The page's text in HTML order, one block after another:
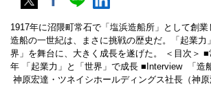
1917年に沼隈町常石で「塩浜造船所」として創
造船の一世紀は、まさに挑戦の歴史だ。「起業力
界」を舞台に、大きく成長を遂げた。 ＜目次＞
年 「起業力」と「世界」で成長 ■Interview 「造
神原宏達・ツネイシホールディングス社長（神原